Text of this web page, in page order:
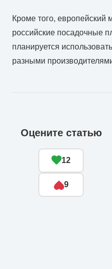
Кроме того, европейский
российские посадочные
планируется использовать
разными
Оцените статью
12
9